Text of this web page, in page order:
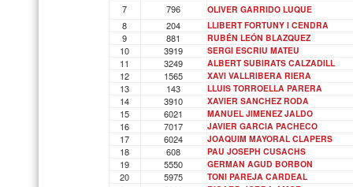
7 796 OLIVER GARRIDO LUQUE
8 204 LLIBERT FORTUNY I CENDRA
9 881 RUBÉN LEÓN BLAZQUEZ
10 3919 SERGI ESCRIU MATEU
11 3249 ALBERT SUBIRATS CALZADILL
12 1565 XAVI VALLRIBERA RIERA
13 143 LLUIS TORROELLA PARERA
14 3910 XAVIER SANCHEZ RODA
15 6021 MANUEL JIMENEZ JALDO
16 7017 JAVIER GARCIA PACHECO
17 6024 JOAQUIM MAYORAL CLAPERS
18 608 PAU JOSEPH CUSACHS
19 5550 GERMAN AGUD BORBON
20 5975 TONI PAREJA CARDEAL